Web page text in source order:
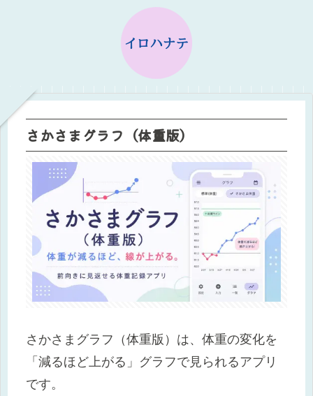
さかさまグラフ（体重版）
さかさまグラフ（体重版）は、体重の変化を
「減るほど上がる」グラフで見られるアプリ
です。